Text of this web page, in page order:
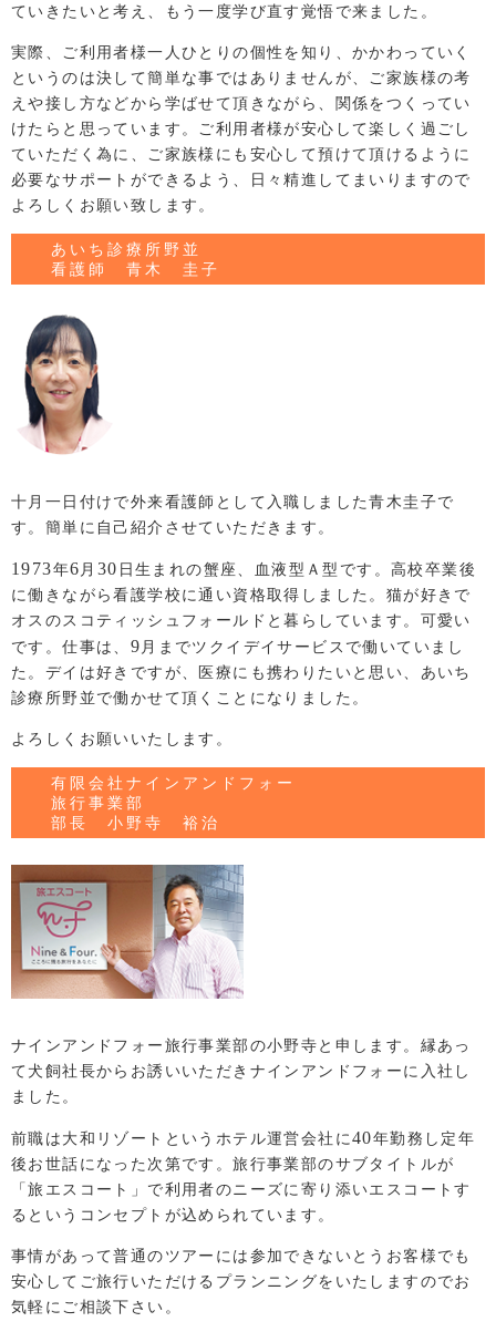
ていきたいと考え、もう一度学び直す覚悟で来ました。
実際、ご利用者様一人ひとりの個性を知り、かかわっていく
というのは決して簡単な事ではありませんが、ご家族様の考
えや接し方などから学ばせて頂きながら、関係をつくってい
けたらと思っています。ご利用者様が安心して楽しく過ごし
ていただく為に、ご家族様にも安心して預けて頂けるように
必要なサポートができるよう、日々精進してまいりますので
よろしくお願い致します。
あいち診療所野並
看護師 青木 圭子
十月一日付けで外来看護師として入職しました青木圭子で
す。簡単に自己紹介させていただきます。
1973年6 月 30 日生まれの蟹座、血液型Ａ型です。高校卒業後
に働きながら看護学校に通い資格取得しました。猫が好きで
オスのスコティッシュフォールドと暮らしています。可愛い
です。仕事は、 9 月までツクイデイサービスで働いていまし
た。デイは好きですが、医療にも携わりたいと思い、あいち
診療所野並で働かせて頂くことになりました。
よろしくお願いいたします。
有限会社ナインアンドフォー
旅行事業部
部長 小野寺 裕治
ナインアンドフォー旅行事業部の小野寺と申します。縁あっ
て犬飼社長からお誘いいただきナインアンドフォーに入社し
ました。
前職は大和リゾートというホテル運営会社に40年勤務し定年
後お世話になった次第です。旅行事業部のサブタイトルが
「旅エスコート」で利用者のニーズに寄り添いエスコートす
るというコンセプトが込められています。
事情があって普通のツアーには参加できないとうお客様でも
安心してご旅行いただけるプランニングをいたしますのでお
気軽にご相談下さい。